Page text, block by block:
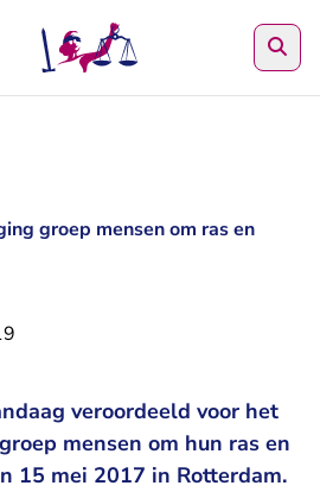
groep mensen om ras en
veroordeeld voor het
mensen om hun ras en
15 mei 2017 in Rotterdam.